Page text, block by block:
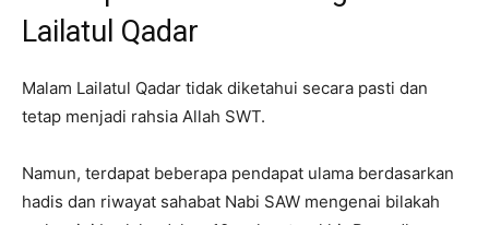
Lailatul Qadar
Malam Lailatul Qadar tidak diketahui secara pasti dan
tetap menjadi rahsia Allah SWT.
Namun, terdapat beberapa pendapat ulama berdasarkan
hadis dan riwayat sahabat Nabi SAW mengenai bilakah